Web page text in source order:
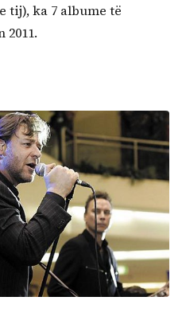
tij), ka 7 albume të